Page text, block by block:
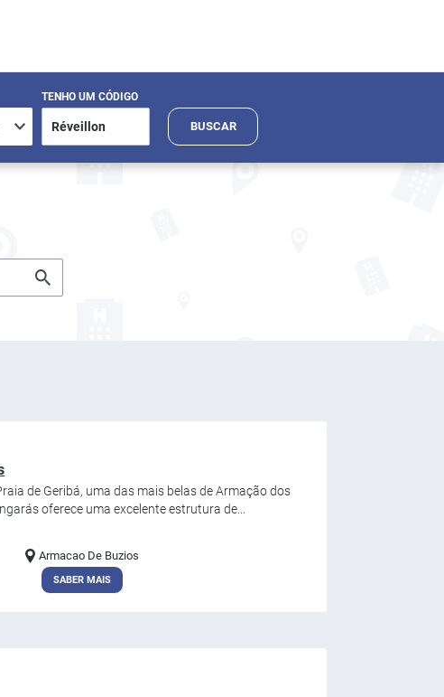
TENHO UM CÓDIGO
BUSCAR
de Geribá, uma das mais belas de Armação dos
oferece uma excelente estrutura de...
Armacao De Buzios
SABER MAIS